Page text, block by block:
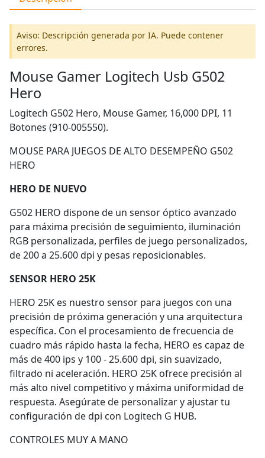
Aviso: Descripción generada por IA. Puede contener
errores.
Mouse Gamer Logitech Usb G502
Hero
Logitech G502 Hero, Mouse Gamer, 16,000 DPI, 11
Botones (910-005550).
MOUSE PARA JUEGOS DE ALTO DESEMPEÑO G502
HERO
HERO DE NUEVO
G502 HERO dispone de un sensor óptico avanzado
para máxima precisión de seguimiento, iluminación
RGB personalizada, perfiles de juego personalizados,
de 200 a 25.600 dpi y pesas reposicionables.
SENSOR HERO 25K
HERO 25K es nuestro sensor para juegos con una
precisión de próxima generación y una arquitectura
específica. Con el procesamiento de frecuencia de
cuadro más rápido hasta la fecha, HERO es capaz de
más de 400 ips y 100 - 25.600 dpi, sin suavizado,
filtrado ni aceleración. HERO 25K ofrece precisión al
más alto nivel competitivo y máxima uniformidad de
respuesta. Asegúrate de personalizar y ajustar tu
configuración de dpi con Logitech G HUB.
CONTROLES MUY A MANO